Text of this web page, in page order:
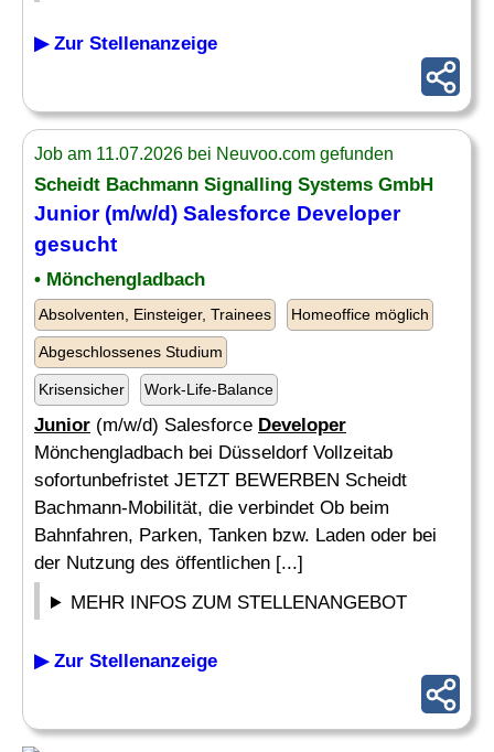
▶ Zur Stellenanzeige
Job am 11.07.2026 bei Neuvoo.com gefunden
Scheidt Bachmann Signalling Systems GmbH
Junior(m/w/d) Salesforce Developer
gesucht
• Mönchengladbach
Absolventen, Einsteiger, Trainees Homeoffice möglich
Abgeschlossenes Studium
Krisensicher Work-Life-Balance
Junior (m/w/d) Salesforce Developer
Mönchengladbach bei Düsseldorf Vollzeitab
sofortunbefristet JETZT BEWERBEN Scheidt
Bachmann-Mobilität, die verbindet Ob beim
Bahnfahren, Parken, Tanken bzw. Laden oder bei
der Nutzung des öffentlichen [...]
MEHR INFOS ZUM STELLENANGEBOT
▶ Zur Stellenanzeige